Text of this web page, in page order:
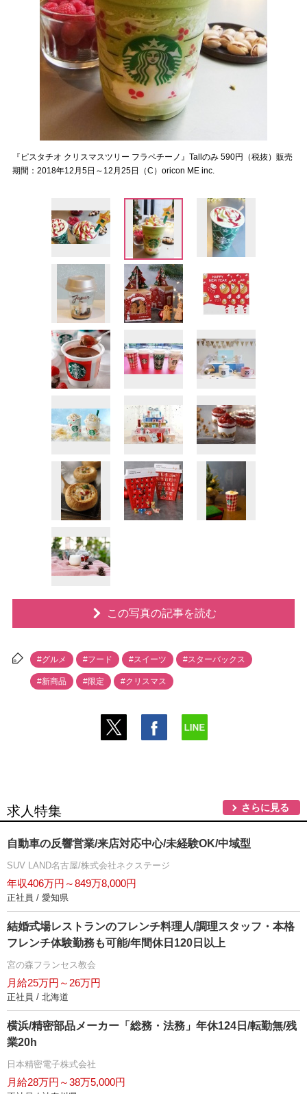
『ピスタチオ クリスマスツリー フラペチーノ』Tallのみ 590円（税抜）販売
期間：2018年12月5日～12月25日（C）oricon ME inc.
この写真の記事を読む
#グルメ #フード #スイーツ #スターバックス
#新商品 #限定 #クリスマス
求人特集 さらに見る
自動車の反響営業/来店対応中心/未経験OK/中域型
SUV LAND名古屋/株式会社ネクステージ
年収406万円～849万8,000円
正社員 / 愛知県
結婚式場レストランのフレンチ料理人/調理スタッフ・本格
フレンチ体験勤務も可能/年間休日120日以上
宮の森フランセス教会
月給25万円～26万円
正社員 / 北海道
横浜/精密部品メーカー「総務・法務」年休124日/転勤無/残
業20h
日本精密電子株式会社
月給28万円～38万5,000円